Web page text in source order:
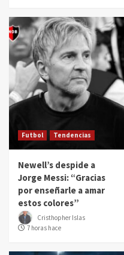
Futbol Tendencias
Newell’s despide a
Jorge Messi: “Gracias
por enseñarle a amar
estos colores”
Cristhopher Islas
7 horas hace